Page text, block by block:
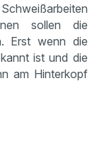
sollen die
Erst wenn die
ist und die
am Hinterkopf